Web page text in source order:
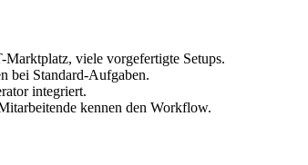
Marktplatz, viele vorgefertigte Setups.
bei Standard-Aufgaben.
integriert.
kennen den Workflow.